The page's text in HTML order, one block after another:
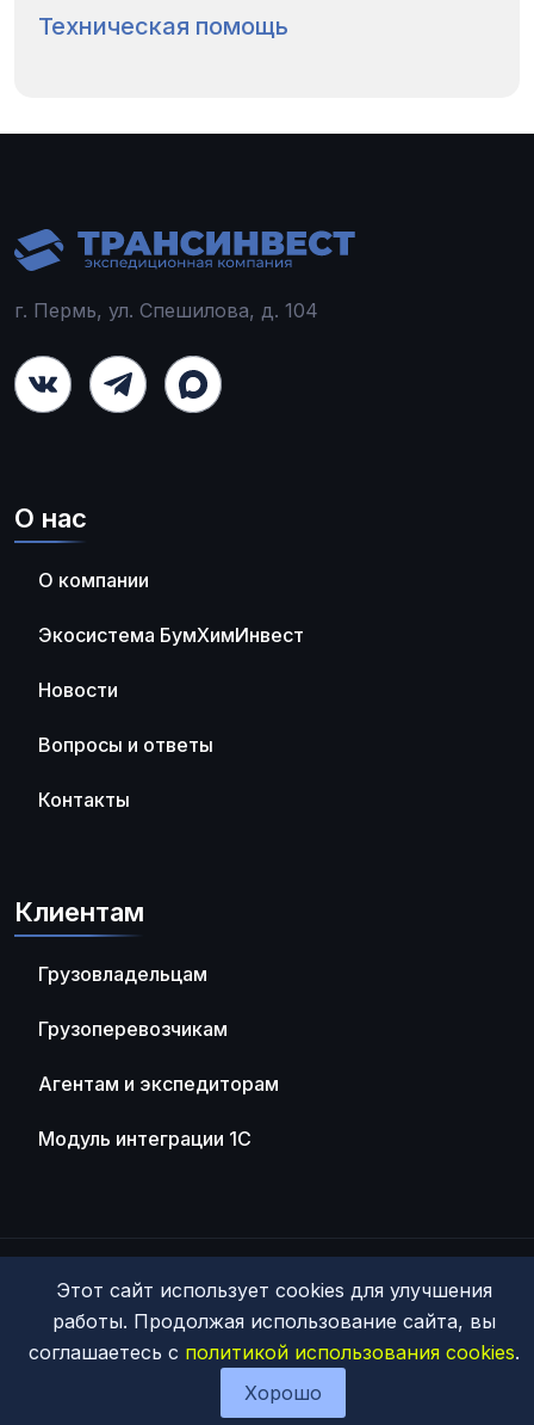
Техническая помощь
г. Пермь, ул. Спешилова, д. 104
О нас
О компании
Экосистема БумХимИнвест
Новости
Вопросы и ответы
Контакты
Клиентам
Грузовладельцам
Грузоперевозчикам
Агентам и экспедиторам
Модуль интеграции 1С
© 2026 ООО "ТрансИнвест"
Политика обработки персональных данных
Этот сайт использует cookies для улучшения
работы. Продолжая использование сайта, вы
соглашаетесь с политикой использования cookies.
Хорошо